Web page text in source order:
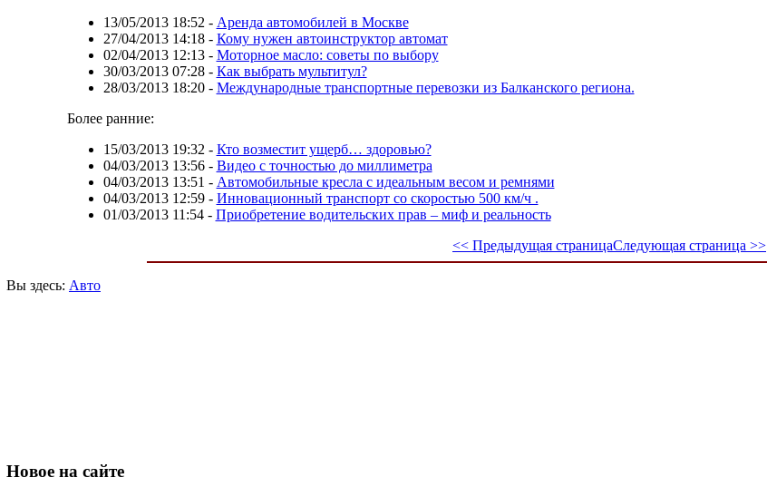
13/05/2013 18:52 - Аренда автомобилей в Москве
27/04/2013 14:18- Кому нужен автоинструктор автомат
02/04/2013 12:13- Моторное масло: советы по выбору
30/03/2013 07:28- Как выбрать мультитул?
28/03/2013 18:20- Международные транспортные перевозки из Балканского региона.
Более ранние:
15/03/2013 19:32 - Кто возместит ущерб… здоровью?
04/03/2013 13:56- Видео с точностью до миллиметра
04/03/2013 13:51 - Автомобильные кресла с идеальным весом и ремнями
04/03/2013 12:59- Инновационный транспорт со скоростью 500 км/ч .
01/03/2013 11:54- Приобретение водительских прав – миф и реальность
<< Предыдущая страницаСледующая страница >>
Вы здесь: Авто
Новое на сайте